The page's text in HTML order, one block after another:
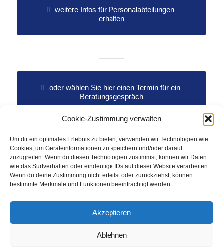
Cookie-Zustimmung verwalten
Um dir ein optimales Erlebnis zu bieten, verwenden wir Technologien wie
Cookies, um Geräteinformationen zu speichern und/oder darauf
zuzugreifen. Wenn du diesen Technologien zustimmst, können wir Daten
wie das Surfverhalten oder eindeutige IDs auf dieser Website verarbeiten.
Wenn du deine Zustimmung nicht erteilst oder zurückziehst, können
bestimmte Merkmale und Funktionen beeinträchtigt werden.
Akzeptieren
Ablehnen
weitere Infos für Personalabteilungen
erhalten
oder wählen Sie hier einen Termin für ein
Beratungsgespräch
Diese Seite teilen: